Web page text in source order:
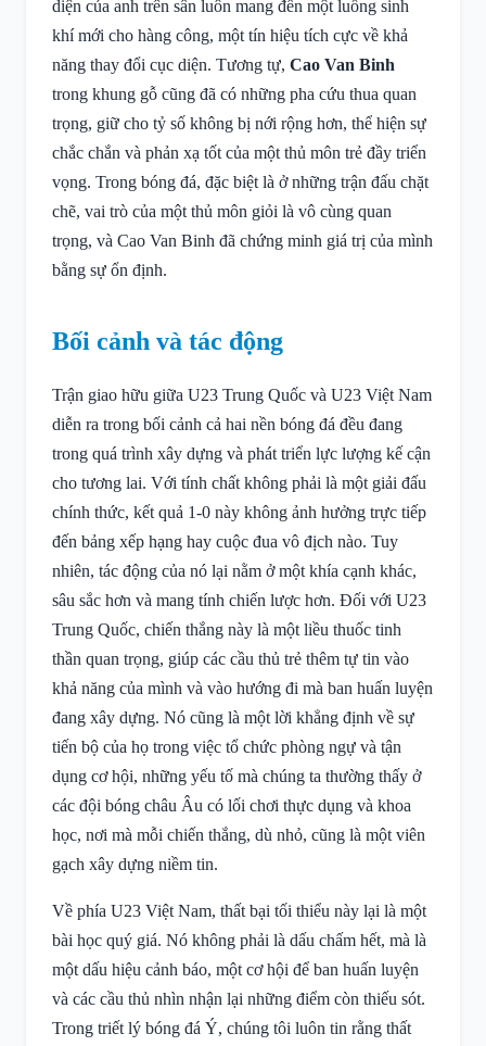
diện của anh trên sân luôn mang đến một luồng sinh
khí mới cho hàng công, một tín hiệu tích cực về khả
năng thay đổi cục diện. Tương tự, Cao Van Binh
trong khung gỗ cũng đã có những pha cứu thua quan
trọng, giữ cho tỷ số không bị nới rộng hơn, thể hiện sự
chắc chắn và phản xạ tốt của một thủ môn trẻ đầy triển
vọng. Trong bóng đá, đặc biệt là ở những trận đấu chặt
chẽ, vai trò của một thủ môn giỏi là vô cùng quan
trọng, và Cao Van Binh đã chứng minh giá trị của mình
bằng sự ổn định.
Bối cảnh và tác động
Trận giao hữu giữa U23 Trung Quốc và U23 Việt Nam
diễn ra trong bối cảnh cả hai nền bóng đá đều đang
trong quá trình xây dựng và phát triển lực lượng kế cận
cho tương lai. Với tính chất không phải là một giải đấu
chính thức, kết quả 1-0 này không ảnh hưởng trực tiếp
đến bảng xếp hạng hay cuộc đua vô địch nào. Tuy
nhiên, tác động của nó lại nằm ở một khía cạnh khác,
sâu sắc hơn và mang tính chiến lược hơn. Đối với U23
Trung Quốc, chiến thắng này là một liều thuốc tinh
thần quan trọng, giúp các cầu thủ trẻ thêm tự tin vào
khả năng của mình và vào hướng đi mà ban huấn luyện
đang xây dựng. Nó cũng là một lời khẳng định về sự
tiến bộ của họ trong việc tổ chức phòng ngự và tận
dụng cơ hội, những yếu tố mà chúng ta thường thấy ở
các đội bóng châu Âu có lối chơi thực dụng và khoa
học, nơi mà mỗi chiến thắng, dù nhỏ, cũng là một viên
gạch xây dựng niềm tin.
Về phía U23 Việt Nam, thất bại tối thiểu này lại là một
bài học quý giá. Nó không phải là dấu chấm hết, mà là
một dấu hiệu cảnh báo, một cơ hội để ban huấn luyện
và các cầu thủ nhìn nhận lại những điểm còn thiếu sót.
Trong triết lý bóng đá Ý, chúng tôi luôn tin rằng thất